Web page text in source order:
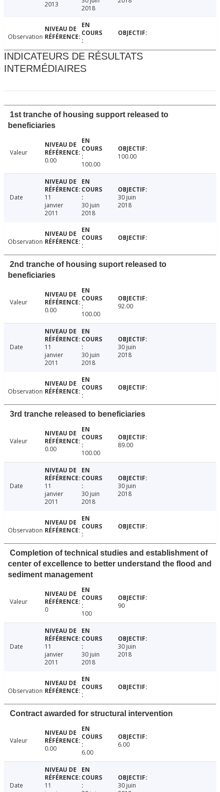
2013
2018
Observation
INDICATEURS DE RÉSULTATS
INTERMÉDIAIRES
1st tranche of housing support released to
beneficiaries
Valeur
0.00
100.00
100.00
Date
11
janvier
2011
30 juin
2018
30 juin
2018
Observation
2nd tranche of housing suport released to
beneficiaries
Valeur
0.00
100.00
92.00
Date
11
janvier
2011
30 juin
2018
30 juin
2018
Observation
3rd tranche released to beneficiaries
Valeur
0.00
100.00
89.00
Date
11
janvier
2011
30 juin
2018
30 juin
2018
Observation
Completion of technical studies and establishment of
center of excellence to better understand the flood and
sediment management
Valeur
0
100
90
Date
11
janvier
2011
30 juin
2018
30 juin
2018
Observation
Contract awarded for structural intervention
Valeur
0.00
6.00
6.00
Date
11
30 juin